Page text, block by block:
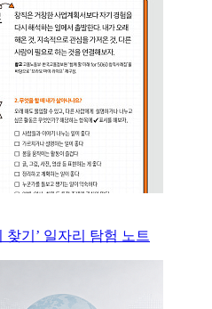
찾기’ 일자리 탐험 노트